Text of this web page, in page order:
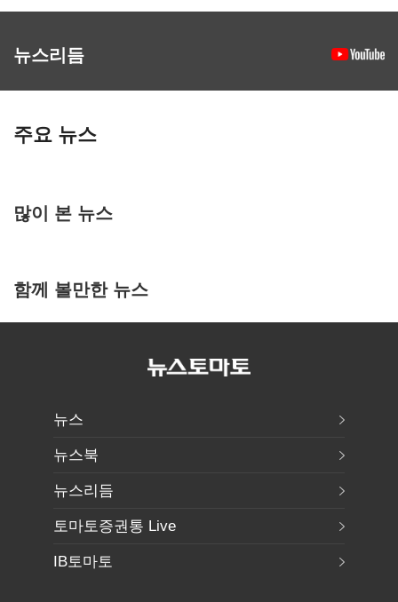
뉴스리듬
주요 뉴스
많이 본 뉴스
함께 볼만한 뉴스
뉴스
뉴스북
뉴스리듬
토마토증권통 Live
IB토마토